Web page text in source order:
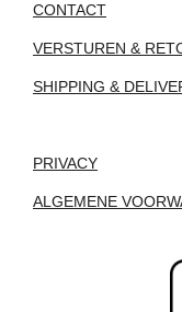
CONTACT
VERSTUREN &
SHIPPING &
PRIVACY
ALGEMENE